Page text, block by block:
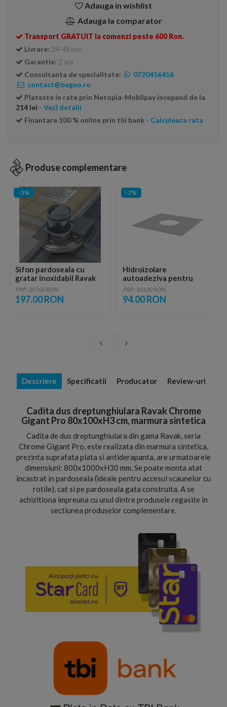
Adauga in wishlist
Adauga la comparator
Transport GRATUIT la comenzi peste 600 Ron.
Livrare: 24-48 ore
Garantie: 2 ani
Consultanta de specialitate:
0720456456
contact@bagno.ro
Plateste in rate prin Netopia-Mobilpay incepand de la
214 lei - Vezi detalii
Finantare 100 % online prin tbi bank - Calculeaza rata
Produse complementare
-5%
Sifon pardoseala cu
gratar inoxidabil Ravak
Snake 11x11xH5 cm
PRP: 207.00 RON
197.00 RON
-7%
Hidroizolare
autoadeziva pentru
sifon cadita dus Ravak
30x30 cm
PRP: 101.00 RON
94.00 RON
Descriere Specificatii Producator Review-uri
Cadita dus dreptunghiulara Ravak Chrome
Gigant Pro 80x100xH3 cm, marmura sintetica
Cadita de dus dreptunghiulara din gama Ravak, seria
Chrome Gigant Pro, este realizata din marmura sintetica,
prezinta suprafata plata si antiderapanta, are urmatoarele
dimensiuni: 800x1000xH30 mm. Se poate monta atat
incastrat in pardoseala (ideale pentru accesul scaunelor cu
rotile), cat si pe pardoseala gata construita. A se
achizitiona impreuna cu unul dintre produsele regasite in
sectiunea produselor complementare.